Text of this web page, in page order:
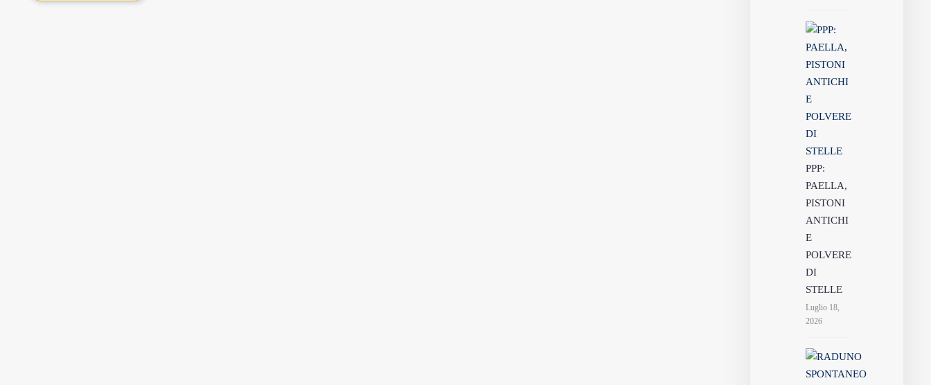
PPP:
PAELLA,
PISTONI
ANTICHI
E
POLVERE
DI
STELLE
Luglio 18,
2026